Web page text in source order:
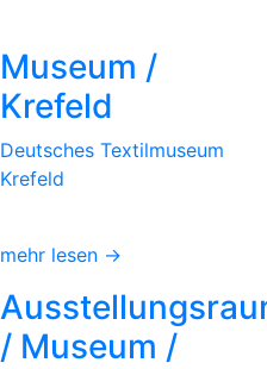
Museum /
Krefeld
Deutsches Textilmuseum
Krefeld
mehr lesen →
/ Museum /